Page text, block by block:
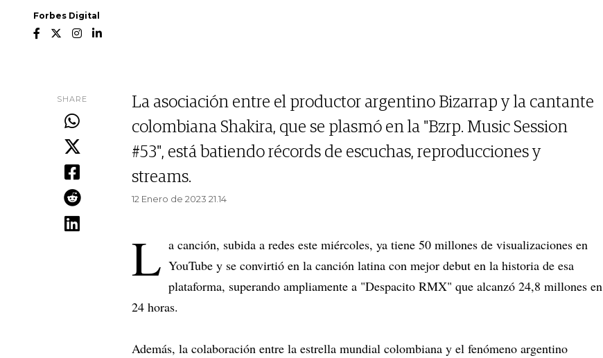
Forbes Digital
SHARE
La asociación entre el productor argentino Bizarrap y la cantante
colombiana Shakira, que se plasmó en la "Bzrp. Music Session
#53", está batiendo récords de escuchas, reproducciones y
streams.
12 Enero de 2023 21.14
L a canción, subida a redes este miércoles, ya tiene 50 millones de visualizaciones en
YouTube y se convirtió en la canción latina con mejor debut en la historia de esa
plataforma, superando ampliamente a "Despacito RMX" que alcanzó 24,8 millones en
24 horas.
Además, la colaboración entre la estrella mundial colombiana y el fenómeno argentino